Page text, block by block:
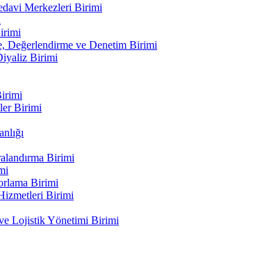
Merkezleri Birimi
Değerlendirme ve Denetim Birimi
Birimi
Birimi
Birimi
Birimi
Birimi
Lojistik Yönetimi Birimi